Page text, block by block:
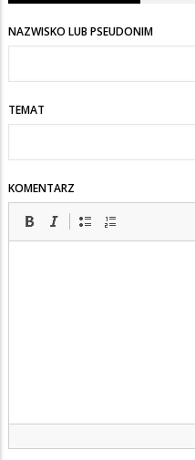
NAZWISKO LUB PSEUDONIM
TEMAT
KOMENTARZ